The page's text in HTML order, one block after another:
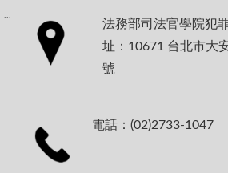
:::
法務部司法官學院犯
址：10671 台北市大
號
電話：(02)2733-1047